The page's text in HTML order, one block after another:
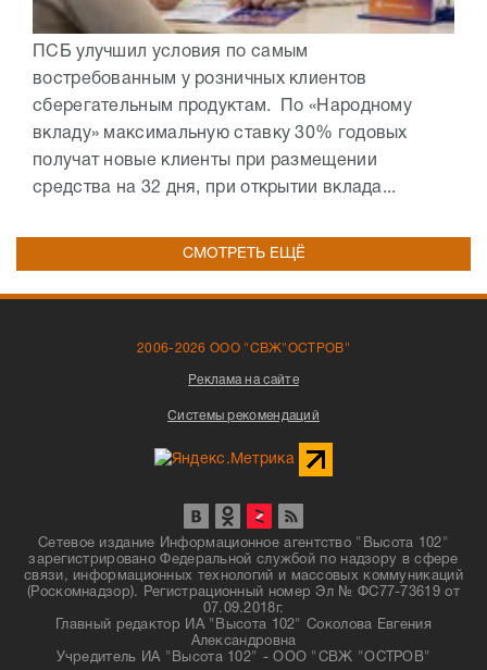
ПСБ улучшил условия по самым
востребованным у розничных клиентов
сберегательным продуктам. По «Народному
вкладу» максимальную ставку 30% годовых
получат новые клиенты при размещении
средства на 32 дня, при открытии вклада...
СМОТРЕТЬ ЕЩЁ
2006-2026 ООО "СВЖ"ОСТРОВ"
Реклама на сайте
Системы рекомендаций
Сетевое издание Информационное агентство "Высота 102"
зарегистрировано Федеральной службой по надзору в сфере
связи, информационных технологий и массовых коммуникаций
(Роскомнадзор). Регистрационный номер Эл № ФС77-73619 от
07.09.2018г.
Главный редактор ИА "Высота 102" Соколова Евгения
Александровна
Учредитель ИА "Высота 102" - ООО "СВЖ "ОСТРОВ"